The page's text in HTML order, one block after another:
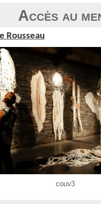
Accès au
couv3